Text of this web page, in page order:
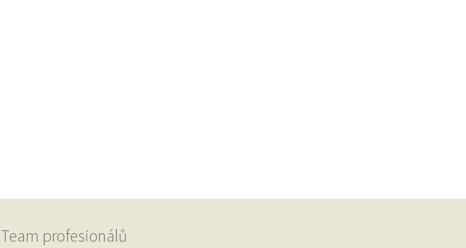
Team profesionálů